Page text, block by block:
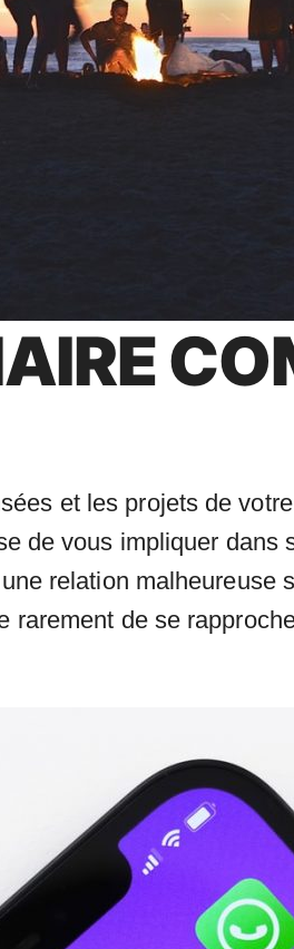
et les projets de
de vous impliquer dans
relation malheureuse
de se